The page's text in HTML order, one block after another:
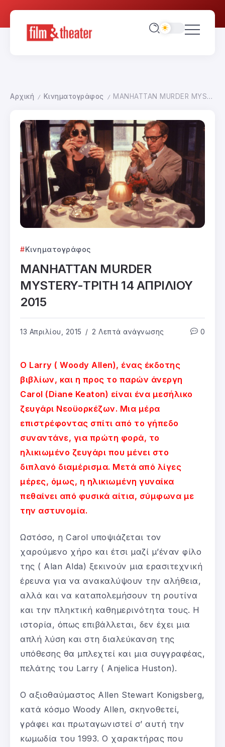
Αρχική / Κινηματογράφος / MANHATTAN MURDER MYSTERY-ΤΡΙΤΗ 14 ΑΠΡΙΛΙΟΥ 2015
Κινηματογράφος
MANHATTAN MURDER
MYSTERY-ΤΡΙΤΗ 14 ΑΠΡΙΛΙΟΥ
2015
13 Απριλίου, 2015 2 Λεπτά ανάγνωσης 0
Ο Larry ( Woody Allen), ένας έκδοτης
βιβλίων, και η προς το παρών άνεργη
Carol (Diane Keaton) είναι ένα μεσήλικο
ζευγάρι Νεοϋορκέζων. Μια μέρα
επιστρέφοντας σπίτι από το γήπεδο
συναντάνε, για πρώτη φορά, το
ηλικιωμένο ζευγάρι που μένει στο
διπλανό διαμέρισμα. Μετά από λίγες
μέρες, όμως, η ηλικιωμένη γυναίκα
πεθαίνει από φυσικά αίτια, σύμφωνα με
την αστυνομία.
Ωστόσο, η Carol υποψιάζεται τον
χαρούμενο χήρο και έτσι μαζί μ’έναν φίλο
της ( Alan Alda) ξεκινούν μια ερασιτεχνική
έρευνα για να ανακαλύψουν την αλήθεια,
αλλά και να καταπολεμήσουν τη ρουτίνα
και την πληκτική καθημερινότητα τους. Η
ιστορία, όπως επιβάλλεται, δεν έχει μια
απλή λύση και στη διαλεύκανση της
υπόθεσης θα μπλεχτεί και μια συγγραφέας,
πελάτης του Larry ( Anjelica Huston).
Ο αξιοθαύμαστος Allen Stewart Konigsberg,
κατά κόσμο Woody Allen, σκηνοθετεί,
γράφει και πρωταγωνιστεί σ’ αυτή την
κωμωδία του 1993. O χαρακτήρας που